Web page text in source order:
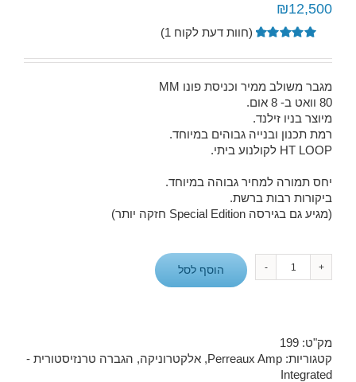
₪12,500
מתוך 5
דירוגים של
לקוחות
(חוות דעת לקוח 1
)
מגבר משולב ממיר וכניסת פונו MM
80 וואט ב- 8 אום.
מיוצר בניו זילנד.
רמת תכנון ובנייה גבוהים במיוחד.
HT LOOP לקולנוע ביתי.
יחס תמורה למחיר גבוהה במיוחד.
ביקורות רבות ברשת.
(מגיע גם בגירסה Special Edition חזקה יותר)
כמות
של
הוסף לסל
מק"ט: 199
קטגוריות: Perreaux Amp
, אלקטרוניקה, הגברה טרנזיסטורית -
Integrated